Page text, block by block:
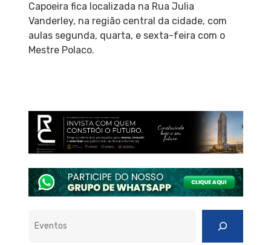
Capoeira fica localizada na Rua Julia
Vanderley, na região central da cidade, com
aulas segunda, quarta, e sexta-feira com o
Mestre Polaco.